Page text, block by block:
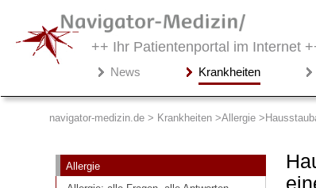
++ Ihr Patientenportal im Internet
News Krankheiten
navigator-medizin.de > Krankheiten Allergie
Allergie
Navigator-
▾
Krankheiten
Allergie: alle Fragen, alle Antworten